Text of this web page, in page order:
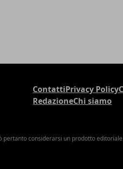
ContattiPrivacy Policy
RedazioneChi siamo
considerarsi un prodotto